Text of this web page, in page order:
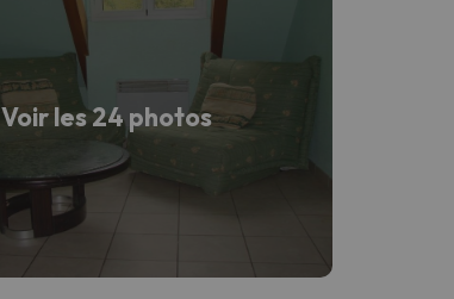
Voir les 24 photos